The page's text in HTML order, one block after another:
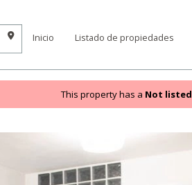
Inicio Listado de propiedades
This property has a Not listed